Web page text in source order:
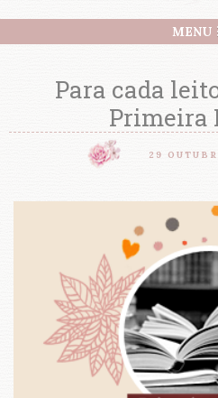
MENU
Para cada
Primeira
29